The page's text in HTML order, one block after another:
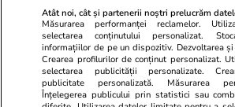
© 2026 Ringier Romania. Toate
Atât noi, cât și partenerii noștri prelucrăm
Măsurarea performanței reclamelor.
selectarea conținutului personalizat.
informațiilor de pe un dispozitiv. Dezvoltarea
Crearea profilurilor de conținut personalizat.
selectarea publicității personalizate.
publicitate personalizată. Măsurarea
Înțelegerea publicului prin statistici sau